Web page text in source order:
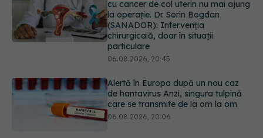
Alertă în Europa după un nou caz
de hantavirus Anzi, singura tulpină
care se transmite de la om la om
06.08.2026, 20:06
Mii de angajați din Sănătate ar
putea primi salarii mai mari.
Sindicatele cer schimbarea legii
06.08.2026, 19:26